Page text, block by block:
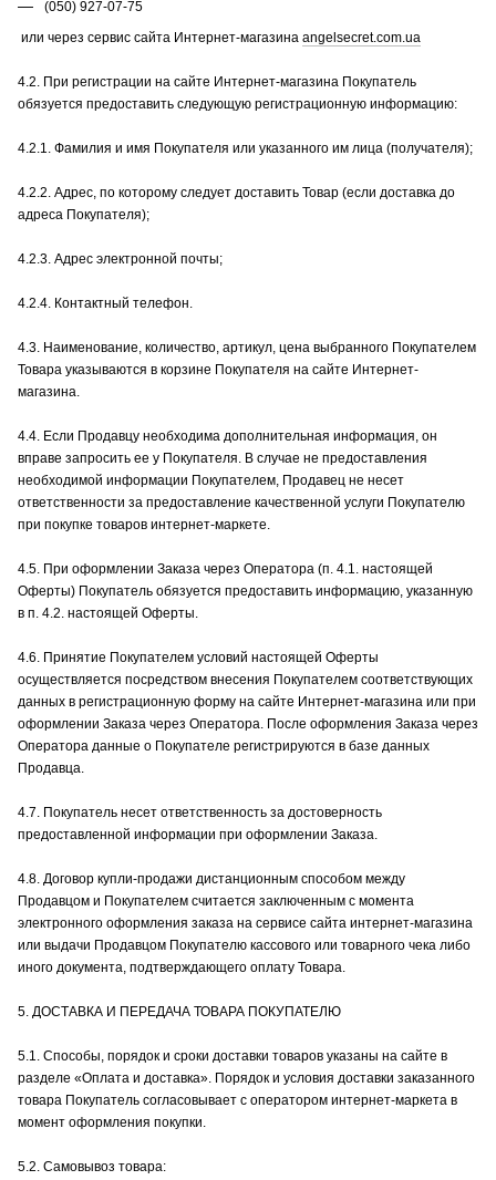
(050) 927-07-75
или через сервис сайта Интернет-магазина angelsecret.com.ua
4.2. При регистрации на сайте Интернет-магазина Покупатель
обязуется предоставить следующую регистрационную информацию:
4.2.1. Фамилия и имя Покупателя или указанного им лица (получателя);
4.2.2. Адрес, по которому следует доставить Товар (если доставка до
адреса Покупателя);
4.2.3. Адрес электронной почты;
4.2.4. Контактный телефон.
4.3. Наименование, количество, артикул, цена выбранного Покупателем
Товара указываются в корзине Покупателя на сайте Интернет-
магазина.
4.4. Если Продавцу необходима дополнительная информация, он
вправе запросить ее у Покупателя. В случае не предоставления
необходимой информации Покупателем, Продавец не несет
ответственности за предоставление качественной услуги Покупателю
при покупке товаров интернет-маркете.
4.5. При оформлении Заказа через Оператора (п. 4.1. настоящей
Оферты) Покупатель обязуется предоставить информацию, указанную
в п. 4.2. настоящей Оферты.
4.6. Принятие Покупателем условий настоящей Оферты
осуществляется посредством внесения Покупателем соответствующих
данных в регистрационную форму на сайте Интернет-магазина или при
оформлении Заказа через Оператора. После оформления Заказа через
Оператора данные о Покупателе регистрируются в базе данных
Продавца.
4.7. Покупатель несет ответственность за достоверность
предоставленной информации при оформлении Заказа.
4.8. Договор купли-продажи дистанционным способом между
Продавцом и Покупателем считается заключенным с момента
электронного оформления заказа на сервисе сайта интернет-магазина
или выдачи Продавцом Покупателю кассового или товарного чека либо
иного документа, подтверждающего оплату Товара.
5. ДОСТАВКА И ПЕРЕДАЧА ТОВАРА ПОКУПАТЕЛЮ
5.1. Способы, порядок и сроки доставки товаров указаны на сайте в
разделе «Оплата и доставка». Порядок и условия доставки заказанного
товара Покупатель согласовывает с оператором интернет-маркета в
момент оформления покупки.
5.2. Самовывоз товара: